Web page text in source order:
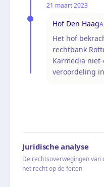
21 maart 2023
Hof Den Haag
Het hof
rechtbank
Karmedia
veroordeling
Juridische analyse
De rechtsoverwegingen van
het recht op de feiten